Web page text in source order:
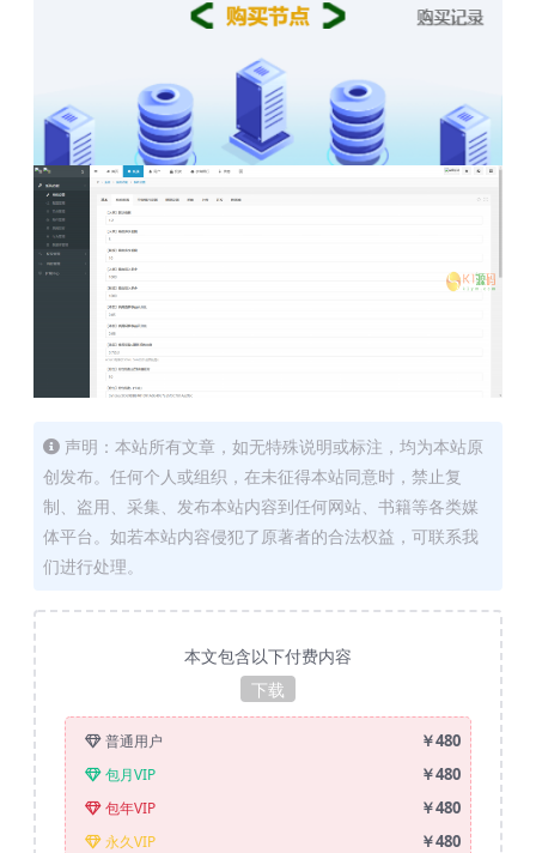
声明：本站所有文章，如无特殊说明或标注，均为本站原
创发布。任何个人或组织，在未征得本站同意时，禁止复
制、盗用、采集、发布本站内容到任何网站、书籍等各类媒
体平台。如若本站内容侵犯了原著者的合法权益，可联系我
们进行处理。
本文包含以下付费内容
下载
普通用户 ￥480
包月VIP ￥480
包年VIP ￥480
永久VIP ￥480